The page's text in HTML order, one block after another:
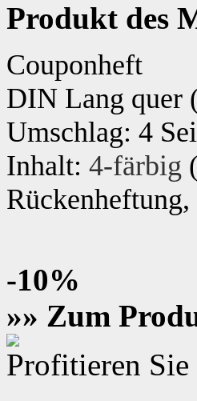
Produkt des
Couponheft
DIN Lang quer
Umschlag: 4
Inhalt: 4-färbig
-10%
»» Zum
Profitieren Sie